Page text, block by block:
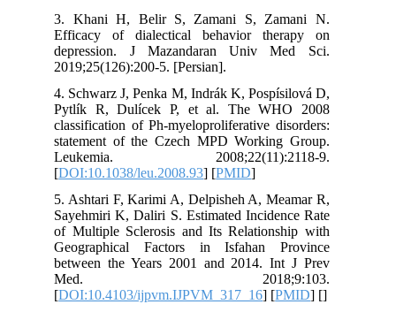
3. Khani H, Belir S, Zamani S,
Efficacy of dialectical behavior
depression. J Mazandaran Univ
2019;25(126):200-5. [Persian].
4. Schwarz J, Penka M, Indrák K,
Pytlík R, Dulícek P, et al. The
classification of Ph-myeloproliferative
statement of the Czech MPD
Leukemia.
[DOI:10.1038/leu.2008.93
5. Ashtari F, Karimi A, Delpisheh A,
Sayehmiri K, Daliri S. Estimated
of Multiple Sclerosis and Its
Geographical Factors in Isfahan
between the Years 2001 and 2014.
Med.
[DOI:10.4103/ijpvm.IJPVM_317_16